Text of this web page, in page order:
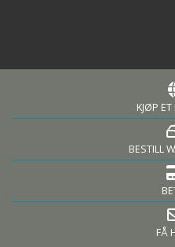
KJØP
BESTILL
FÅ